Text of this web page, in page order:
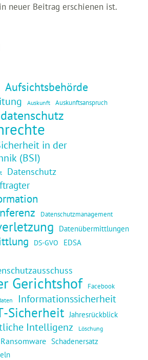
neuer Beitrag erschienen ist.
Aufsichtsbehörde
Auskunft Auskunftsanspruch
in der
(BSI)
Datenschutz
Datenschutzmanagement
Datenübermittlungen
DS-GVO EDSA
Gerichtshof Facebook
Informationssicherheit
Sicherheit Jahresrückblick
Intelligenz
Löschung
Ransomware Schadenersatz